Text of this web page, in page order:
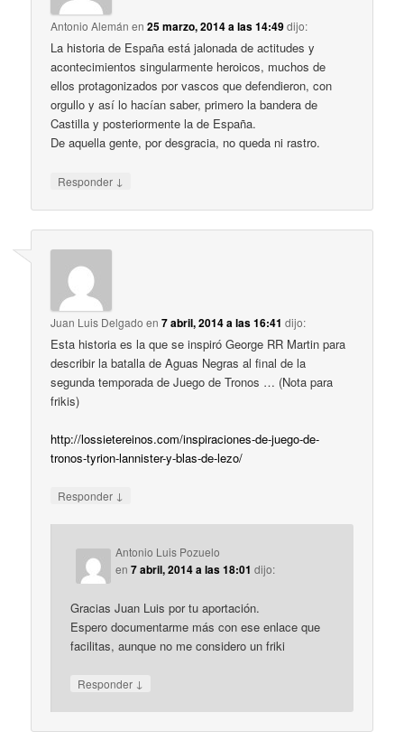
Antonio Alemán en25 marzo, 2014 a las 14:49dijo:
La historia de España está jalonada de actitudes y
acontecimientos singularmente heroicos, muchos de
ellos protagonizados por vascos que defendieron, con
orgullo y así lo hacían saber, primero la bandera de
Castilla y posteriormente la de España.
De aquella gente, por desgracia, no queda ni rastro.
Responder ↓
Juan Luis Delgado en7 abril, 2014 a las 16:41 dijo:
Esta historia es la que se inspiró George RR Martin para
describir la batalla de Aguas Negras al final de la
segunda temporada de Juego de Tronos … (Nota para
frikis)
http://lossietereinos.com/inspiraciones-de-juego-de-
tronos-tyrion-lannister-y-blas-de-lezo/
Responder ↓
Antonio Luis Pozuelo
en7 abril, 2014 a las 18:01 dijo:
Gracias Juan Luis por tu aportación.
Espero documentarme más con ese enlace que
facilitas, aunque no me considero un friki
Responder ↓